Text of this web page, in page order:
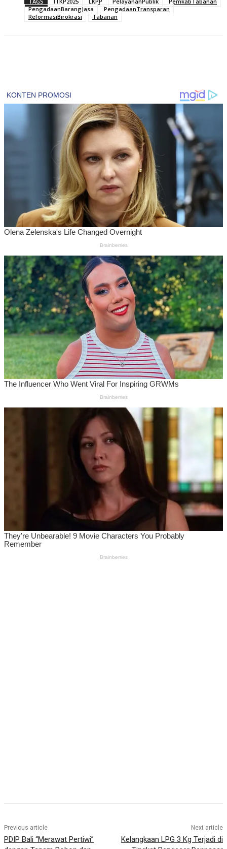
PengadaanBarangJasa
PengadaanTransparan
ReformasiBirokrasi
Tabanan
Previous article
PDIP Bali “Merawat Pertiwi”
Next article
Kelangkaan LPG 3 Kg Terjadi di